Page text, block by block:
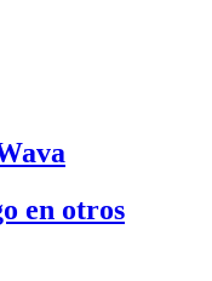
en otros